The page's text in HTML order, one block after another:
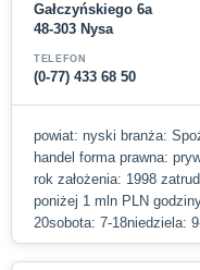
Gałczyńskiego 6a
48-303 Nysa
TELEFON
(0-77) 433 68 50
powiat: nyski branża:
handel forma prawna:
rok założenia: 1998
poniżej 1 mln PLN
20sobota: 7-18niedziela: